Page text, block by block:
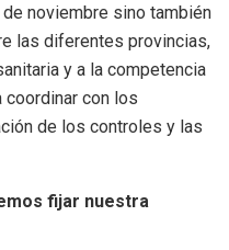
noviembre sino también
las diferentes provincias,
y a la competencia
coordinar con los
de los controles y las
fijar nuestra